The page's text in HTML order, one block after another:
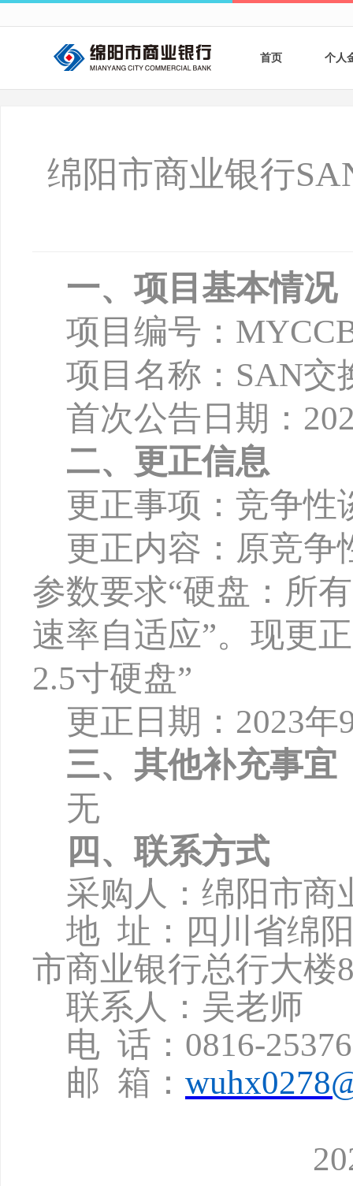
首页 个人
银
绵阳市商业银行
一、项目基本情况
项目编号：
项目名称： SAN交
首次公告日期： 2
二、更正信息
更正事项：竞争性
更正内容：原竞争
参数要求“硬盘：所
速率自适应”。现更
2.5寸硬盘”
更正日期： 2023年
三、其他补充事宜
无
四、联系方式
采购人：绵阳市商
地 址：四川省绵
市商业银行总行大楼
联系人：吴老师
电 话： 0816-
邮 箱：
2023